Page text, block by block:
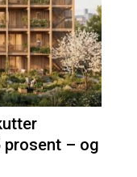
prosent – og